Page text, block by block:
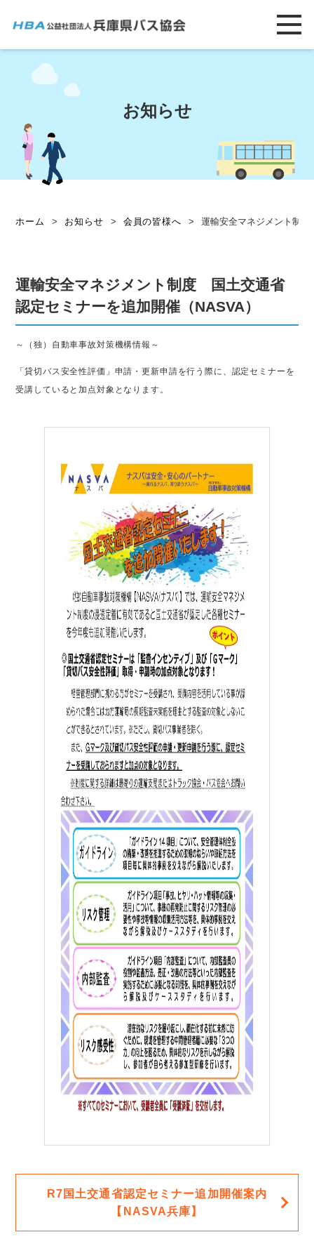
お知らせ
ホーム > お知らせ > 会員の皆様へ > 運輸安全マネジメント制
運輸安全マネジメント制度 国土交通省
認定セミナーを追加開催（NASVA）
～（独）自動車事故対策機構情報～
「貸切バス安全性評価」申請・更新申請を行う際に、認定セミナーを
受講していると加点対象となります。
R7国土交通省認定セミナー追加開催案内
【NASVA兵庫】